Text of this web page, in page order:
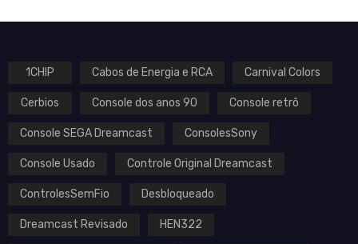
1CHIP Cabos de Energia e RCA Carnival Colors
Cerbios Console dos anos 90 Console retrô
Console SEGA Dreamcast ConsolesSony
Console Usado Controle Original Dreamcast
ControlesSemFio Desbloqueado
Dreamcast Revisado HEN322